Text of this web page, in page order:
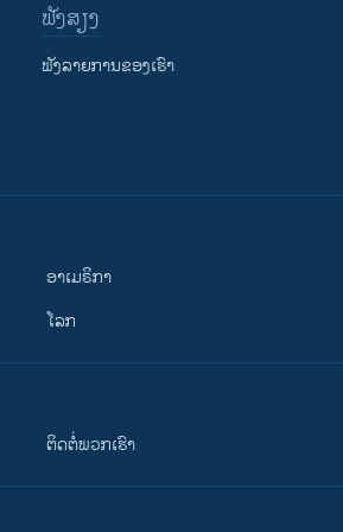
ຟັງສຽງ
ຟັງລາຍການຂອງເຮົາ
ອາເມຣິກາ
ໂລກ
ຕິດຕໍ່ພວກເຮົາ